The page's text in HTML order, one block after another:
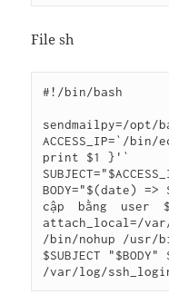
File sh
#!/bin/bash
sendmailpy=/opt/
ACCESS_IP=`/bin/
print $1 }'`
BODY="$(date) =>
cập　bằng　user　
attach_local=/
/bin/nohup /usr/
$SUBJECT